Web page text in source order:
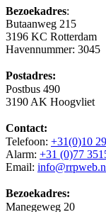
Bezoekadres:
Butaanweg 215
3196 KC Rotterdam
Havennummer: 3045
Postadres:
Postbus 490
3190 AK Hoogvliet
Contact:
Telefoon: +31(0)10
Alarm: +31 (0)77
Email:
Bezoekadres:
Manegeweg 20